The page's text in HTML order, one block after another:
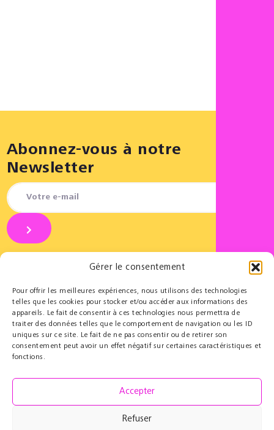
Gérer le consentement
Pour offrir les meilleures expériences, nous utilisons des technologies
telles que les cookies pour stocker et/ou accéder aux informations des
appareils. Le fait de consentir à ces technologies nous permettra de
traiter des données telles que le comportement de navigation ou les ID
uniques sur ce site. Le fait de ne pas consentir ou de retirer son
consentement peut avoir un effet négatif sur certaines caractéristiques et
fonctions.
Accepter
Refuser
Abonnez-vous à notre
Newsletter
Partenaires
Le Cercle des Mécènes
Partenaires institutionnels
Nous soutenir
Éducatif
Résidences pédagogiques
t@lenschool
Grand Parcours Sonore
Contact